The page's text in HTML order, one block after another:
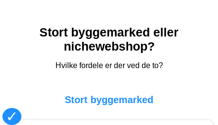
Stort byggemarked eller
nichewebshop?
Hvilke fordele er der ved de to?
Stort byggemarked
✓